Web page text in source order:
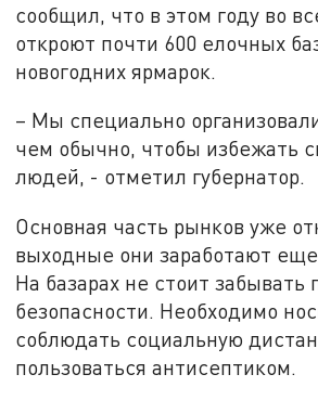
сообщил, что в этом году во
откроют почти 600 елочных
новогодних ярмарок.
– Мы специально
чем обычно, чтобы избежать
людей, - отметил губернатор.
Основная часть рынков уже
выходные они заработают еще
На базарах не стоит забывать
безопасности. Необходимо
соблюдать социальную
пользоваться антисептиком.